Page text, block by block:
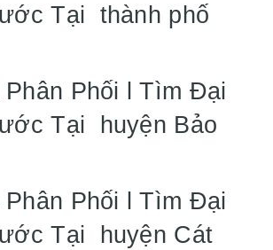
Tại thành phố
Phối l Tìm Đại
Tại huyện Bảo
Phối l Tìm Đại
Tại huyện Cát